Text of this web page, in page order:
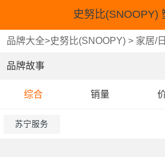
史努比(SNOOPY)
品牌大全>史努比(SNOOPY) > 家居/
品牌故事
综合 销量
苏宁服务